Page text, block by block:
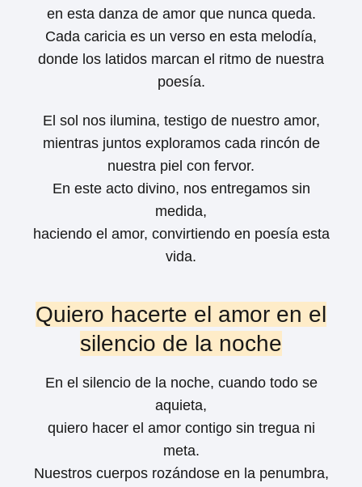
en esta danza de amor que nunca queda.
Cada caricia es un verso en esta melodía,
donde los latidos marcan el ritmo de nuestra
poesía.
El sol nos ilumina, testigo de nuestro amor,
mientras juntos exploramos cada rincón de
nuestra piel con fervor.
En este acto divino, nos entregamos sin
medida,
haciendo el amor, convirtiendo en poesía esta
vida.
Quiero hacerte el amor en el
silencio de la noche
En el silencio de la noche, cuando todo se
aquieta,
quiero hacer el amor contigo sin tregua ni
meta.
Nuestros cuerpos rozándose en la penumbra,